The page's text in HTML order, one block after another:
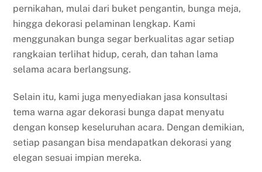
pernikahan, mulai dari buket pengantin, bunga meja,
hingga dekorasi pelaminan lengkap. Kami
menggunakan bunga segar berkualitas agar setiap
rangkaian terlihat hidup, cerah, dan tahan lama
selama acara berlangsung.
Selain itu, kami juga menyediakan jasa konsultasi
tema warna agar dekorasi bunga dapat menyatu
dengan konsep keseluruhan acara. Dengan demikian,
setiap pasangan bisa mendapatkan dekorasi yang
elegan sesuai impian mereka.